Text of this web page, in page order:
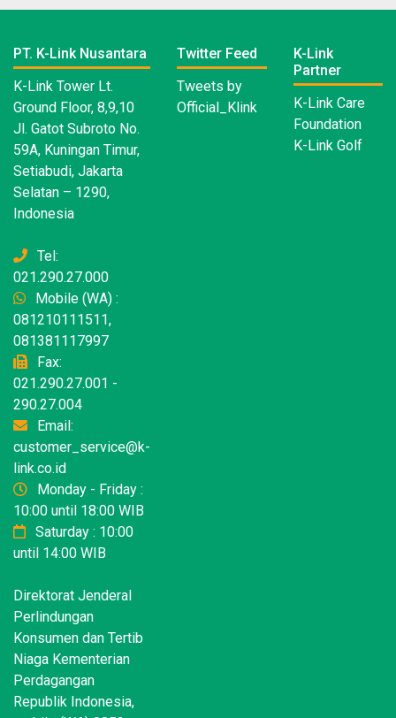
PT. K-Link Nusantara
K-Link Tower Lt.
Ground Floor, 8,9,10
Jl. Gatot Subroto No.
59A, Kuningan Timur,
Setiabudi, Jakarta
Selatan – 1290,
Indonesia
Tel:
021.290.27.000
Mobile (WA) :
081210111511,
081381117997
Fax:
021.290.27.001 -
290.27.004
Email:
customer_service@k-
link.co.id
Monday - Friday :
10:00 until 18:00 WIB
Saturday : 10:00
until 14:00 WIB
Direktorat Jenderal
Perlindungan
Konsumen dan Tertib
Niaga Kementerian
Perdagangan
Republik Indonesia,
Twitter Feed
Tweets by
Official_Klink
K-Link
Partner
K-Link Care
Foundation
K-Link Golf